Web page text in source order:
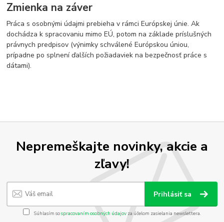
Zmienka na záver
Práca s osobnými údajmi prebieha v rámci Európskej únie. Ak
dochádza k spracovaniu mimo EÚ, potom na základe príslušných
právnych predpisov (výnimky schválené Európskou úniou,
prípadne po splnení ďalších požiadaviek na bezpečnosť práce s
dátami).
Nepremeškajte novinky, akcie a
zľavy!
Prihlásiť sa
Súhlasím sospracovaním osobných údajov za účelom zasielania newslettera.